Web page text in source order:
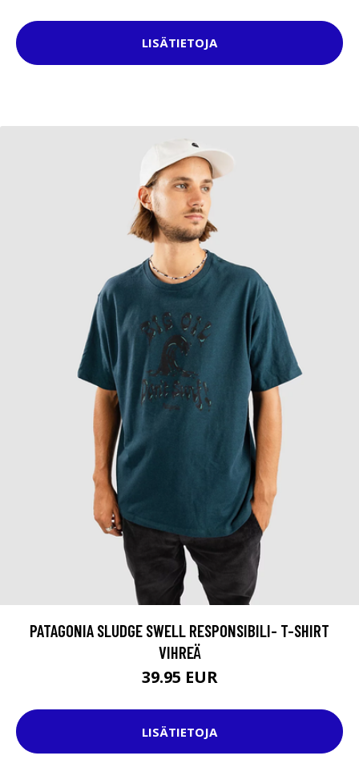
LISÄTIETOJA
PATAGONIA SLUDGE SWELL RESPONSIBILI- T-SHIRT
VIHREÄ
39.95 EUR
LISÄTIETOJA